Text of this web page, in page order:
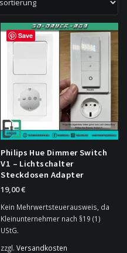
Save
Philips Hue Dimmer Switch
V1 – Lichtschalter
Steckdosen Adapter
19,00€
Kein Mehrwertsteuerausweis, da
Kleinunternehmer nach §19 (1)
UStG.
zzgl.Versandkosten